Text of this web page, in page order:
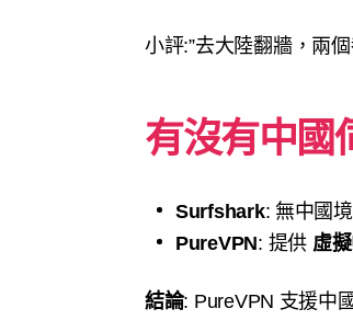
小評:”去大陸翻牆，兩
有沒有中國
Surfshark: 無中國
PureVPN: 提供 虛
結論: PureVPN 支援中